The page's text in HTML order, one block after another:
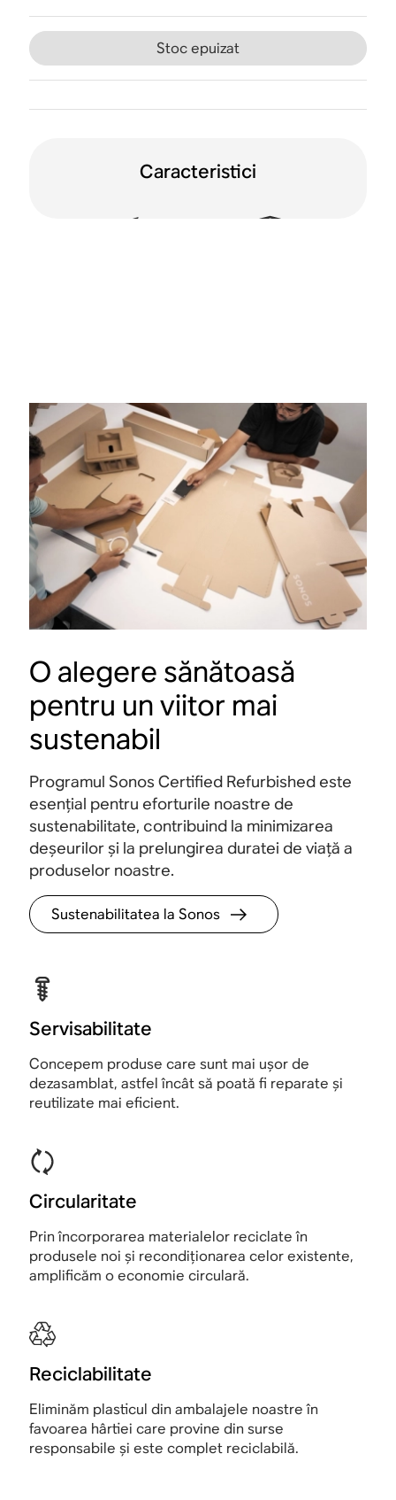
Stoc epuizat
Caracteristici
Trueplay™ automat Apple AirPlay 2
Comenzi tactile Bluetooth®
O alegere sănătoasă
pentru un viitor mai
sustenabil
Programul Sonos Certified Refurbished este
esențial pentru eforturile noastre de
sustenabilitate, contribuind la minimizarea
deșeurilor și la prelungirea duratei de viață a
produselor noastre.
Sustenabilitatea la Sonos
Servisabilitate
Concepem produse care sunt mai ușor de
dezasamblat, astfel încât să poată fi reparate și
reutilizate mai eficient.
Circularitate
Prin încorporarea materialelor reciclate în
produsele noi și recondiționarea celor existente,
amplificăm o economie circulară.
Reciclabilitate
Eliminăm plasticul din ambalajele noastre în
favoarea hârtiei care provine din surse
responsabile și este complet reciclabilă.